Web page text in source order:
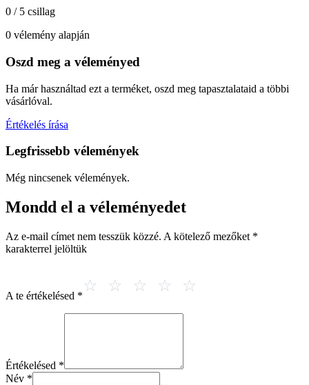
0 / 5 csillag
0 vélemény alapján
Oszd meg a véleményed
Ha már használtad ezt a terméket, oszd meg tapasztalataid a többi
vásárlóval.
Értékelés írása
Legfrissebb vélemények
Még nincsenek vélemények.
Mondd el a véleményedet
Az e-mail címet nem tesszük közzé. A kötelező mezőket *
karakterrel jelöltük
A te értékelésed *
Értékelésed *
Név *